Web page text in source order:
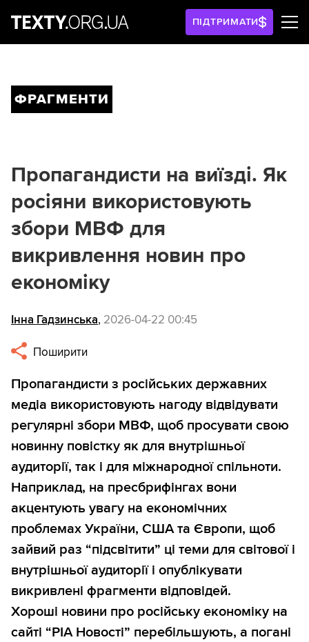
ПІДТРИМАТИ
ФРАГМЕНТИ
Пропагандисти на виїзді. Як
росіяни використовують
збори МВФ для
викривлення новин про
економіку
Інна Гадзинська, 2026-04-22 00:45
Поширити
Пропагандисти з російських державних
медіа використовують нагоду відвідувати
регулярні збори МВФ, щоб просувати свою
новинну повістку як для внутрішньої
аудиторії, так і для міжнародної спільноти.
Наприклад, на пресбрифінгах вони
акцентують увагу на економічних
проблемах України, США та Європи, щоб
зайвий раз “підсвітити” ці теми для світової і
внутрішньої аудиторії і опублікувати
викривлені фрагменти відповідей.
Хороші новини про російську економіку на
сайті “РІА Новості” перебільшують, а погані